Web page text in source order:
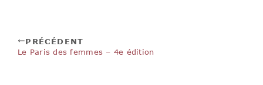
PRÉCÉDENT
Le Paris des femmes – 4e édition